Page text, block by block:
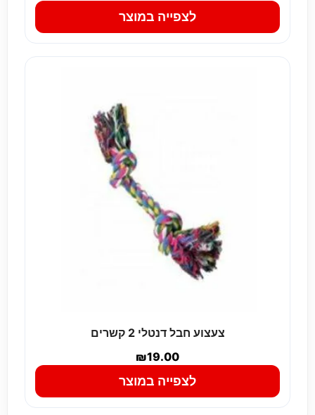
לצפייה במוצר
צעצוע חבל דנטלי 2 קשרים
₪19.00
לצפייה במוצר